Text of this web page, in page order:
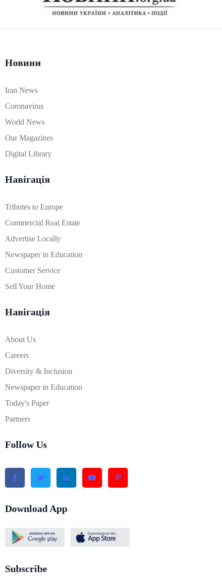
Новини
Iran News
Coronavirus
World News
Our Magazines
Digital Library
Навігація
Tributes to Europe
Commercial Real Estate
Advertise Locally
Newspaper in Education
Customer Service
Sell Your Home
Навігація
About Us
Careers
Diversity & Inclusion
Newspaper in Education
Today's Paper
Partners
Follow Us
Download App
Subscribe